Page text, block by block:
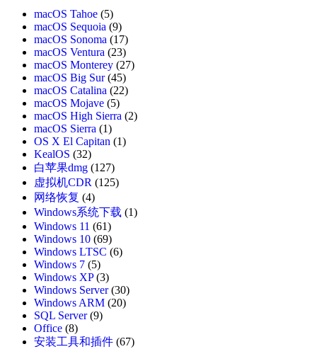
macOS Tahoe (5)
macOS Sequoia (9)
macOS Sonoma (17)
macOS Ventura (23)
macOS Monterey (27)
macOS Big Sur(45)
macOS Catalina (22)
macOS Mojave (5)
macOS High Sierra (2)
macOS Sierra (1)
OS X El Capitan (1)
KealOS (32)
白苹果dmg (127)
虚拟机CDR (125)
网络恢复 (4)
Windows系统下载 (1)
Windows 11 (61)
Windows 10 (69)
Windows LTSC (6)
Windows 7 (5)
Windows XP(3)
Windows Server(30)
Windows ARM (20)
SQL Server(9)
Office (8)
安装工具和插件 (67)